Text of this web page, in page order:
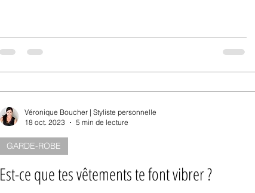
Est-ce que tes vêtements te font vibrer ?
GARDE-ROBE
Véronique Boucher | Styliste personnelle
18 oct. 2023
5 min de lecture